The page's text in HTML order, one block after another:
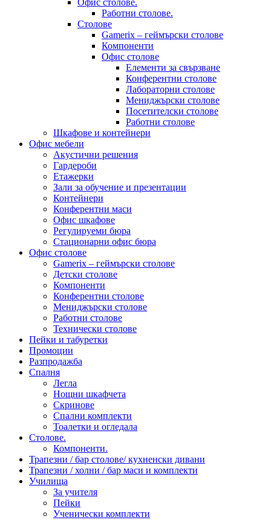
Офис столове.
Работни столове.
Столове
Gamerix – геймърски столове
Компоненти
Офис столове
Елементи за свързване
Конферентни столове
Лабораторни столове
Мениджърски столове
Посетителски столове
Работни столове
Шкафове и контейнери
Офис мебели
Акустични решения
Гардероби
Етажерки
Зали за обучение и презентации
Контейнери
Конферентни маси
Офис шкафове
Регулируеми бюра
Стационарни офис бюра
Офис столове
Gamerix – геймърски столове
Детски столове
Компоненти
Конферентни столове
Мениджърски столове
Работни столове
Технически столове
Пейки и табуретки
Промоции
Разпродажба
Спалня
Легла
Нощни шкафчета
Скринове
Спални комплекти
Тоалетки и огледала
Столове.
Компоненти.
Трапезни / бар столове/ кухненски дивани
Трапезни / холни / бар маси и комплекти
Училища
За учителя
Пейки
Ученически комплекти